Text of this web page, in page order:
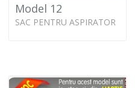
Model 12
SAC PENTRU ASPIRATOR